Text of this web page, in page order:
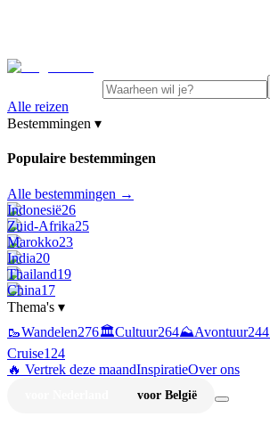
Alle reizen
Bestemmingen ▾
Populaire bestemmingen
Alle bestemmingen →
Indonesië26
Zuid-Afrika25
Marokko23
India20
Thailand19
China17
Thema's ▾
🥾Wandelen276🏛️Cultuur264⛰️Avontuur244
Cruise124
🔥 Vertrek deze maandInspiratieOver ons
voor België